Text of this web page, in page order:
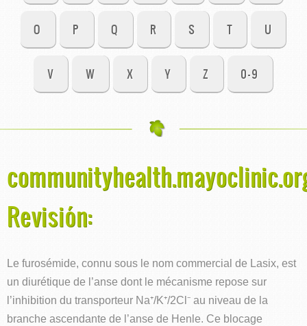
O P Q R S T U
V W X Y Z 0-9
Revisión:
Le furosémide, connu sous le nom commercial de Lasix, est
un diurétique de l’anse dont le mécanisme repose sur
l’inhibition du transporteur Na⁺/K⁺/2Cl⁻ au niveau de la
branche ascendante de l’anse de Henle. Ce blocage